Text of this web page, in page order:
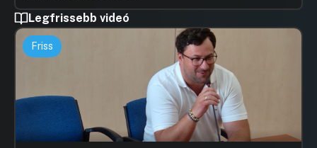
Legfrissebb videó
Friss